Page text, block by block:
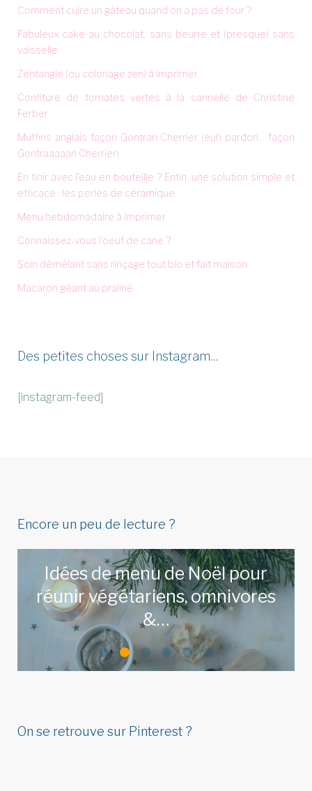
Comment cuire un gâteau quand on a pas de four ?
Fabuleux cake au chocolat, sans beurre et (presque) sans
vaisselle
Zentangle (ou coloriage zen) à imprimer
Confiture de tomates vertes à la cannelle de Christine
Ferber
Muffins anglais façon Gontran Cherrier (euh pardon... façon
Gontraaaaan Cherrier)
En finir avec l'eau en bouteille ? Enfin, une solution simple et
efficace : les perles de céramique.
Menu hebdomadaire à imprimer
Connaissez-vous l'oeuf de cane ?
Soin démêlant sans rinçage tout bio et fait maison
Macaron géant au praliné
Des petites choses sur Instagram…
[instagram-feed]
Encore un peu de lecture ?
Idées de menu de Noël pour
réunir végétariens, omnivores
&…
LIRE L'ARTICLE
On se retrouve sur Pinterest ?